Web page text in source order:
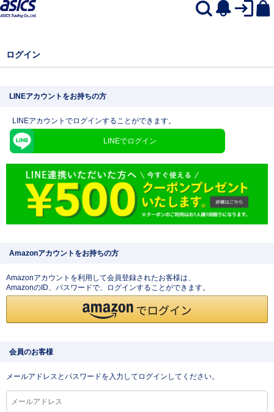
ログイン
LINEアカウントをお持ちの方
LINEアカウントでログインすることができます。
LINEでログイン
Amazonアカウントをお持ちの方
Amazonアカウントを利用して会員登録されたお客様は、
AmazonのID、パスワードで、ログインすることができます。
会員のお客様
メールアドレスとパスワードを入力してログインしてください。